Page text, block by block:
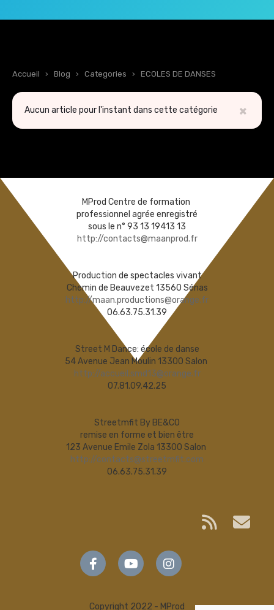
Accueil › Blog › Categories › ECOLES DE DANSES
×
Aucun article pour l'instant dans cette catégorie
MProd Centre de formation
professionnel agrée enregistré
sous le n° 93 13 19413 13
http://contacts@maanprod.fr
Production de spectacles vivant
Chemin de Beauvezet 13560 Sénas
http://maan.productions@orange.fr
06.63.75.31.39
Street M Dance: école de danse
54 Avenue Jean Moulin 13300 Salon
http://accueil.smd13@orange.fr
07.81.09.42.25
Streetmfit By BE&CO
remise en forme et bien être
123 Avenue Emile Zola 13300 Salon
http://contacts@streetmfit.com
06.63.75.31.39
Copyright 2022 - MProd